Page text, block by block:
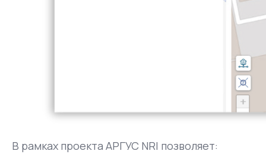
В рамках проекта АРГУС NRI позволяет: